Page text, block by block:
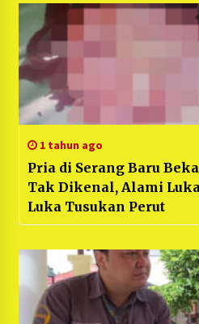
1 tahun ago
Pria di Serang Baru
Tak Dikenal, Alami
Luka Tusukan Perut